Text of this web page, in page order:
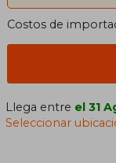
Costos de
Llega entre el 31
Seleccionar